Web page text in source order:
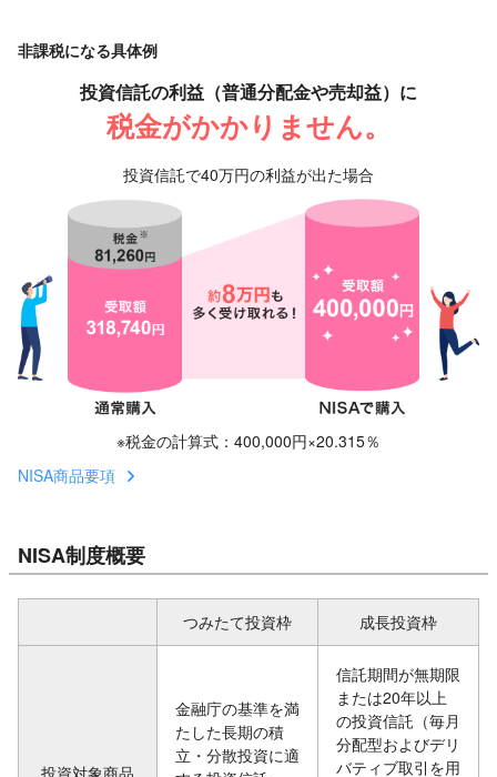
非課税になる具体例
投資信託の利益（普通分配金や売却益）に
税金がかかりません。
投資信託で40万円の利益が出た場合
※税金の計算式：400,000円×20.315％
NISA商品要項
NISA制度概要
つみたて投資枠 成長投資枠
投資対象商品
金融庁の基準を満
たした長期の積
立・分散投資に適
信託期間が無期限
または20年以上
の投資信託（毎月
分配型およびデリ
バティブ取引を用